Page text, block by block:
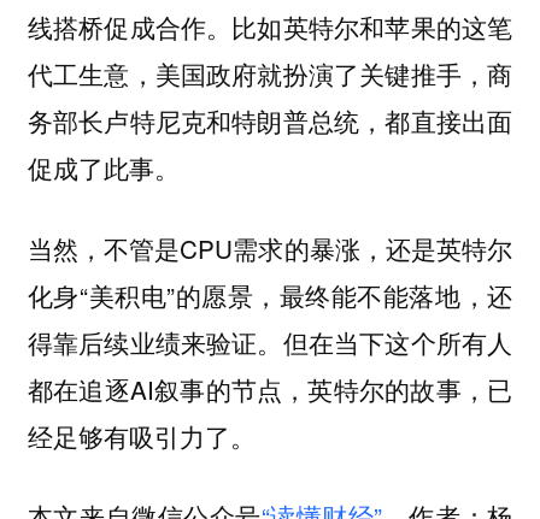
线搭桥促成合作。比如英特尔和苹果的这笔
代工生意，美国政府就扮演了关键推手，商
务部长卢特尼克和特朗普总统，都直接出面
促成了此事。
当然，不管是CPU需求的暴涨，还是英特尔
化身“美积电”的愿景，最终能不能落地，还
得靠后续业绩来验证。但在当下这个所有人
都在追逐AI叙事的节点，英特尔的故事，已
经足够有吸引力了。